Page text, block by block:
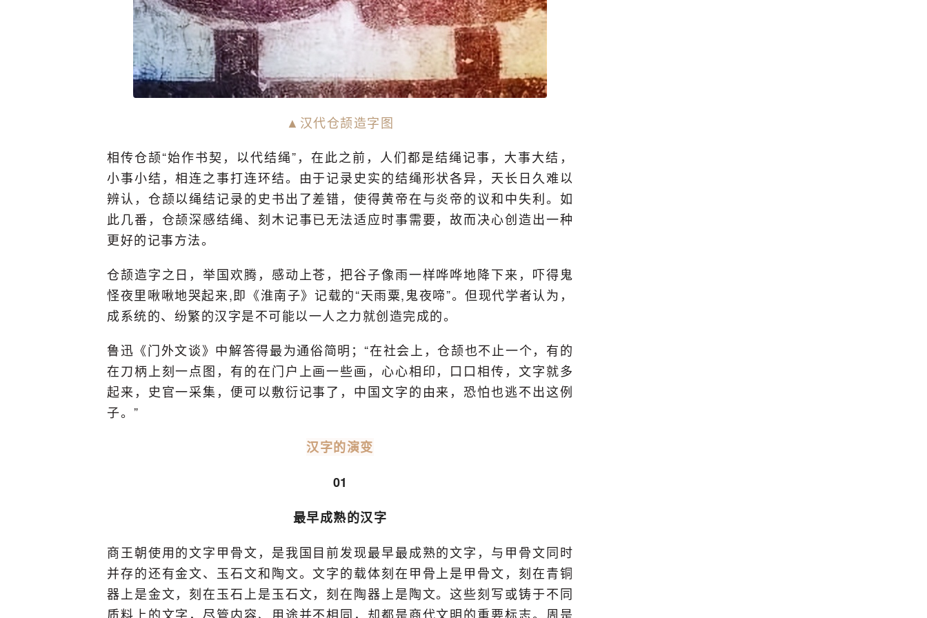
▲汉代仓颉造字图
相传仓颉“始作书契，以代结绳”，在此之前，人们都是结绳记事，大事大结，
小事小结，相连之事打连环结。由于记录史实的结绳形状各异，天长日久难以
辨认，仓颉以绳结记录的史书出了差错，使得黄帝在与炎帝的议和中失利。如
此几番，仓颉深感结绳、刻木记事已无法适应时事需要，故而决心创造出一种
更好的记事方法。
仓颉造字之日，举国欢腾，感动上苍，把谷子像雨一样哗哗地降下来，吓得鬼
怪夜里啾啾地哭起来,即《淮南子》记载的“天雨粟,鬼夜啼”。但现代学者认为，
成系统的、纷繁的汉字是不可能以一人之力就创造完成的。
鲁迅《门外文谈》中解答得最为通俗简明；“在社会上，仓颉也不止一个，有的
在刀柄上刻一点图，有的在门户上画一些画，心心相印，口口相传，文字就多
起来，史官一采集，便可以敷衍记事了，中国文字的由来，恐怕也逃不出这例
子。”
汉字的演变
01
最早成熟的汉字
商王朝使用的文字甲骨文，是我国目前发现最早最成熟的文字，与甲骨文同时
并存的还有金文、玉石文和陶文。文字的载体刻在甲骨上是甲骨文，刻在青铜
器上是金文，刻在玉石上是玉石文，刻在陶器上是陶文。这些刻写或铸于不同
质料上的文字，尽管内容、用途并不相同，却都是商代文明的重要标志。周是